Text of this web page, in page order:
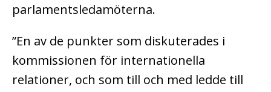
parlamentsledamöterna.
”En av de punkter som diskuterades i
kommissionen för internationella
relationer, och som till och med ledde till